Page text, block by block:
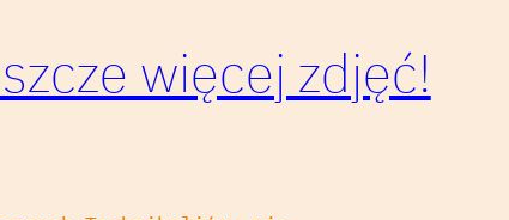
więcej zdjęć!